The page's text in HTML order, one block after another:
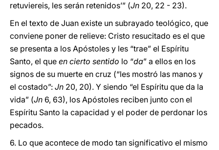
retuviereis, les serán retenidos’” (Jn 20, 22 - 23).
En el texto de Juan existe un subrayado teológico, que
conviene poner de relieve: Cristo resucitado es el que
se presenta a los Apóstoles y les “trae” el Espíritu
Santo, el que en cierto sentido lo “da” a ellos en los
signos de su muerte en cruz (“les mostró las manos y
el costado”: Jn 20, 20). Y siendo “el Espíritu que da la
vida” (Jn 6, 63), los Apóstoles reciben junto con el
Espíritu Santo la capacidad y el poder de perdonar los
pecados.
6. Lo que acontece de modo tan significativo el mismo